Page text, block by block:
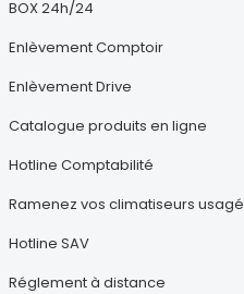
BOX 24h/24
Enlèvement Comptoir
Enlèvement Drive
Catalogue produits en ligne
Hotline Comptabilité
Ramenez vos climatiseurs
Hotline SAV
Réglement à distance